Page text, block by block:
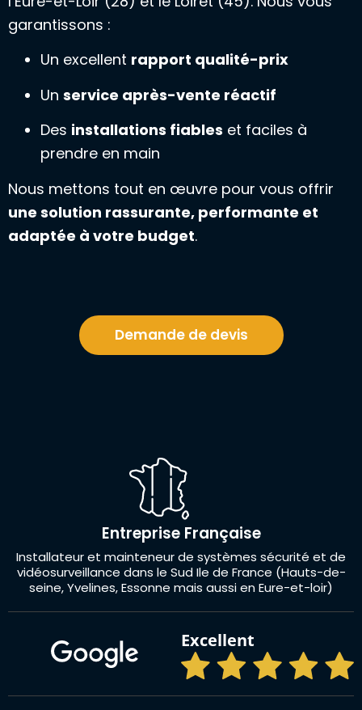
garantissons :
Un excellent rapport qualité-prix
Un service après-vente réactif
Des installations fiables et faciles à
prendre en main
Nous mettons tout en œuvre pour vous offrir
une solution rassurante, performante et
adaptée à votre budget.
Demande de devis
Entreprise Française
Installateur et mainteneur de systèmes sécurité et de
vidéosurveillance dans le Sud Ile de France (Hauts-de-
seine, Yvelines, Essonne mais aussi en Eure-et-loir)
Excellent